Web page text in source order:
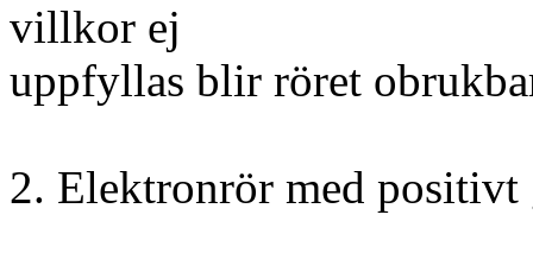
villkor ej
uppfyllas blir röret
2. Elektronrör med positivt